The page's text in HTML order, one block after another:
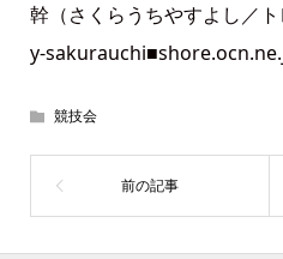
幹（さくらうちやすよし／
y-
競技会